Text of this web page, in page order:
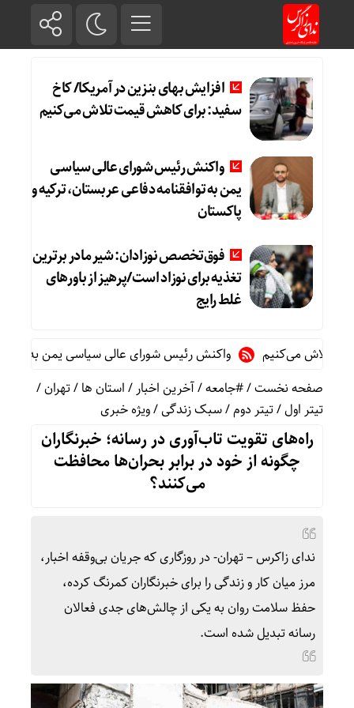
افزایش بهای بنزین در آمریکا/ کاخ
سفید: برای کاهش قیمت تلاش می‌کنیم
واکنش رئیس شورای عالی سیاسی
یمن به توافقنامه دفاعی عربستان، ترکیه و
پاکستان
فوق‌تخصص نوزادان: شیر مادر برترین
تغذیه برای نوزاد است/پرهیز از باورهای
غلط رایج
می‌کنیم
واکنش رئیس شورای عالی سیاسی یمن به توافقنامه
صفحه نخست/#جامعه/آخرین اخبار/استان ها/تهران/
تیتر اول/تیتر دوم/سبک زندگی/ویژه خبری
راه‌های تقویت تاب‌آوری در رسانه؛ خبرنگاران
چگونه از خود در برابر بحران‌ها محافظت
می‌کنند؟
ندای زاکرس – تهران- در روزگاری که جریان بی‌وقفه اخبار،
مرز میان کار و زندگی را برای خبرنگاران کمرنگ کرده،
حفظ سلامت روان به یکی از چالش‌های جدی فعالان
رسانه تبدیل شده است.